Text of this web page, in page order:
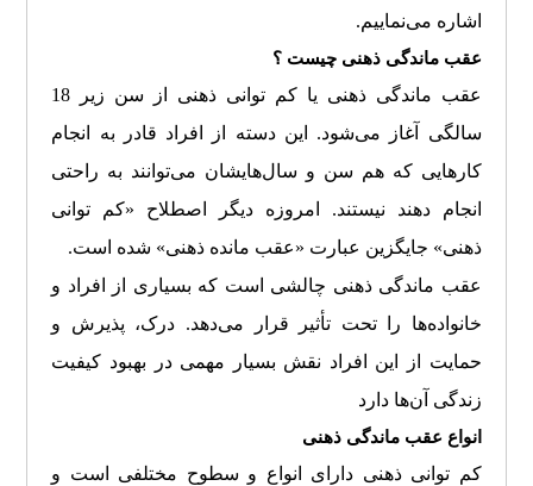
اشاره می‌نماییم.
عقب ماندگی ذهنی چیست ؟
عقب ماندگی ذهنی یا کم توانی ذهنی از سن زیر 18
سالگی آغاز می‌شود. این دسته از افراد قادر به انجام
کارهایی که هم سن و سال‌هایشان می‌توانند به راحتی
انجام دهند نیستند. امروزه دیگر اصطلاح «کم توانی
ذهنی» جایگزین عبارت «عقب مانده ذهنی» شده است.
عقب ماندگی ذهنی چالشی است که بسیاری از افراد و
خانواده‌ها را تحت تأثیر قرار می‌دهد. درک، پذیرش و
حمایت از این افراد نقش بسیار مهمی در بهبود کیفیت
زندگی آن‌ها دارد
انواع عقب ماندگی ذهنی
کم توانی ذهنی دارای انواع و سطوح مختلفی است و